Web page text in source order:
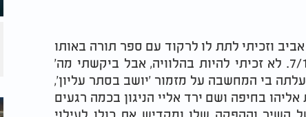
וזכיתי לתת לו לרקוד עם ספר תורה באותו
היום שבו נלקח לשמיים, במסיבת הנובה ב-7/10. לא זכיתי להיות בהלוויה, אבל ביקשתי מה'
בי המחשבה על מזמור 'יושב בסתר עליון',
בחיפה ושם ירד אליי הניגון בכמה רגעים